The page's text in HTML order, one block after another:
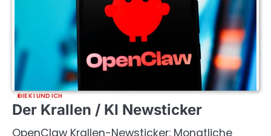
DIE KI UND ICH
Der Krallen / KI Newsticker
OpenClaw Krallen-Newsticker: Monatliche